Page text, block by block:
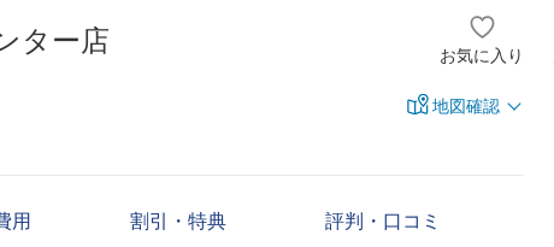
ター店 お気に入り
地図確認
用 割引・特典 評判・口コミ